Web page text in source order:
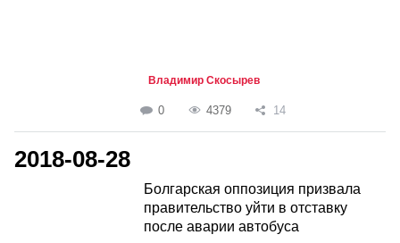
Владимир Скосырев
0 4379 14
2018-08-28
Болгарская оппозиция призвала
правительство уйти в отставку
после аварии автобуса